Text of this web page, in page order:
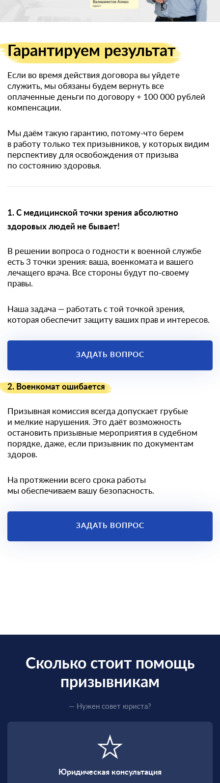
Гарантируем результат
Если во время действия договора вы уйдете
служить, мы обязаны будем вернуть все
оплаченные деньги по договору + 100 000 рублей
компенсации.
Мы даём такую гарантию, потому-что берем
в работу только тех призывников, у которых видим
перспективу для освобождения от призыва
по состоянию здоровья.
1. С медицинской точки зрения абсолютно
здоровых людей не бывает!
В решении вопроса о годности к военной службе
есть 3 точки зрения: ваша, военкомата и вашего
лечащего врача. Все стороны будут по-своему
правы.
Наша задача — работать с той точкой зрения,
которая обеспечит защиту ваших прав и интересов.
ЗАДАТЬ ВОПРОС
2. Военкомат ошибается
Призывная комиссия всегда допускает грубые
и мелкие нарушения. Это даёт возможность
остановить призывные мероприятия в судебном
порядке, даже, если призывник по документам
здоров.
На протяжении всего срока работы
мы обеспечиваем вашу безопасность.
ЗАДАТЬ ВОПРОС
Сколько стоит помощь
призывникам
— Нужен совет юриста?
Юридическая консультация